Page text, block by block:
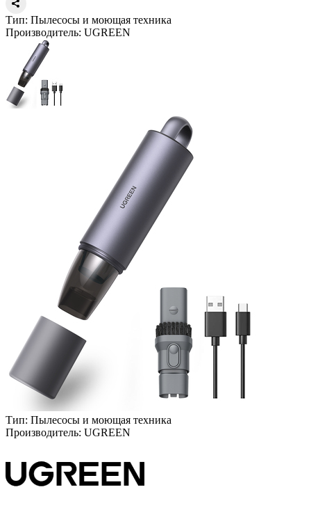
Тип: Пылесосы и моющая техника
Производитель: UGREEN
Тип: Пылесосы и моющая техника
Производитель: UGREEN